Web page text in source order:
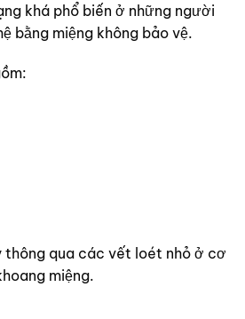
khá phổ biến ở những người
bằng miệng không bảo vệ.
thông qua các vết loét nhỏ ở cơ
miệng.